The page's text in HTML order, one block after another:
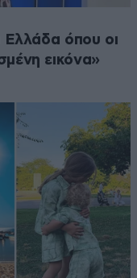
Ελλάδα όπου οι
εικόνα»